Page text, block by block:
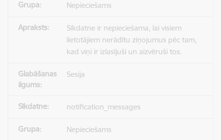
Nepieciešams
Sīkdatne ir nepieciešama, lai visiem
lietotājiem nerādītu ziņojumus pēc tam,
kad viņi ir izlasījuši un aizvēruši tos.
Sesija
notification_messages
Nepieciešams